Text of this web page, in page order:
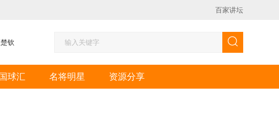
百家讲坛
钦
国球汇 名将明星 资源分享